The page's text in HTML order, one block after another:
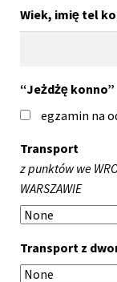
Wiek, imię tel
“Jeżdżę konno”
egzamin na
Transport
z punktów we
WARSZAWIE
Transport z